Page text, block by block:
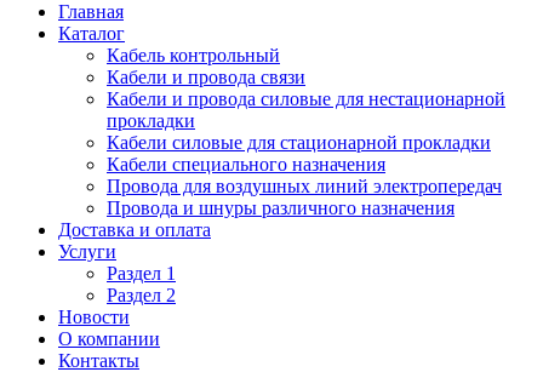
Главная
Каталог
Кабель контрольный
Кабели и провода связи
Кабели и провода силовые для нестационарной
прокладки
Кабели силовые для стационарной прокладки
Кабели специального назначения
Провода для воздушных линий электропередач
Провода и шнуры различного назначения
Доставка и оплата
Услуги
Раздел 1
Раздел 2
Новости
О компании
Контакты